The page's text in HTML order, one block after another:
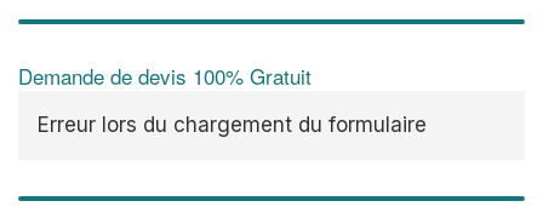
Demande de devis 100% Gratuit
Erreur lors du chargement du formulaire